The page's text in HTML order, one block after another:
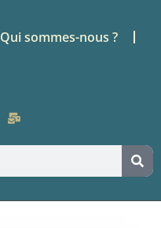
Qui sommes-nous ?